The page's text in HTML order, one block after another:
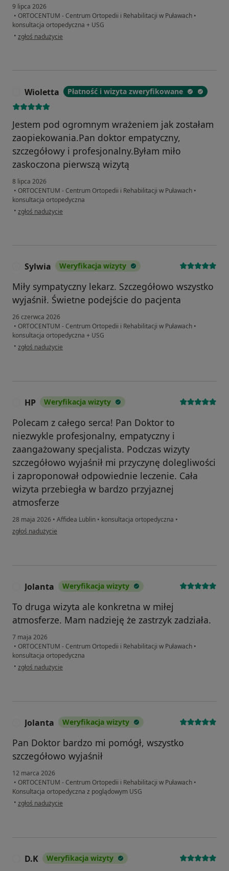
9 lipca 2026
• ORTOCENTUM - Centrum Ortopedii i Rehabilitacji w Puławach •
konsultacja ortopedyczna + USG
• w opinii użytkownika Cezary
zgłoś nadużycie
Wioletta Płatność i wizyta zweryfikowane
Jestem pod ogromnym wrażeniem jak zostałam
zaopiekowania.Pan doktor empatyczny,
szczegółowy i profesjonalny.Byłam miło
zaskoczona pierwszą wizytą
8 lipca 2026
• ORTOCENTUM - Centrum Ortopedii i Rehabilitacji w Puławach •
konsultacja ortopedyczna
• w opinii użytkownika Wioletta
zgłoś nadużycie
Sylwia Weryfikacja wizyty
Miły sympatyczny lekarz. Szczegółowo wszystko
wyjaśnił. Świetne podejście do pacjenta
26 czerwca 2026
• ORTOCENTUM - Centrum Ortopedii i Rehabilitacji w Puławach •
konsultacja ortopedyczna + USG
• w opinii użytkownika Sylwia
zgłoś nadużycie
HP Weryfikacja wizyty
Polecam z całego serca! Pan Doktor to
niezwykle profesjonalny, empatyczny i
zaangażowany specjalista. Podczas wizyty
szczegółowo wyjaśnił mi przyczynę dolegliwości
i zaproponował odpowiednie leczenie. Cała
wizyta przebiegła w bardzo przyjaznej
atmosferze
28 maja 2026 • Affidea Lublin • konsultacja ortopedyczna •
w opinii użytkownika HP
zgłoś nadużycie
Jolanta Weryfikacja wizyty
To druga wizyta ale konkretna w miłej
atmosferze. Mam nadzieję że zastrzyk zadziała.
7 maja 2026
• ORTOCENTUM - Centrum Ortopedii i Rehabilitacji w Puławach •
konsultacja ortopedyczna
• w opinii użytkownika Jolanta
zgłoś nadużycie
Jolanta Weryfikacja wizyty
Pan Doktor bardzo mi pomógł, wszystko
szczegółowo wyjaśnił
12 marca 2026
• ORTOCENTUM - Centrum Ortopedii i Rehabilitacji w Puławach •
Konsultacja ortopedyczna z poglądowym USG
• w opinii użytkownika Jolanta
zgłoś nadużycie
D.K Weryfikacja wizyty